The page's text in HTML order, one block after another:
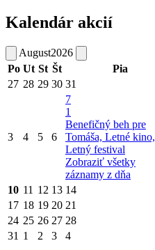
Kalendár akcií
August2026
Po Ut St Št Pia
27 28 29 30 31
3 4 5 6
7
1
Benefičný beh pre
Tomáša, Letné kino,
Letný festival
Zobraziť všetky
záznamy z dňa
10 11 12 13 14
17 18 19 20 21
24 25 26 27 28
31 1 2 3 4